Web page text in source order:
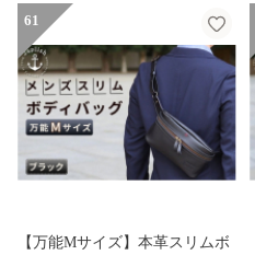
61
【万能Mサイズ】本革スリムボ